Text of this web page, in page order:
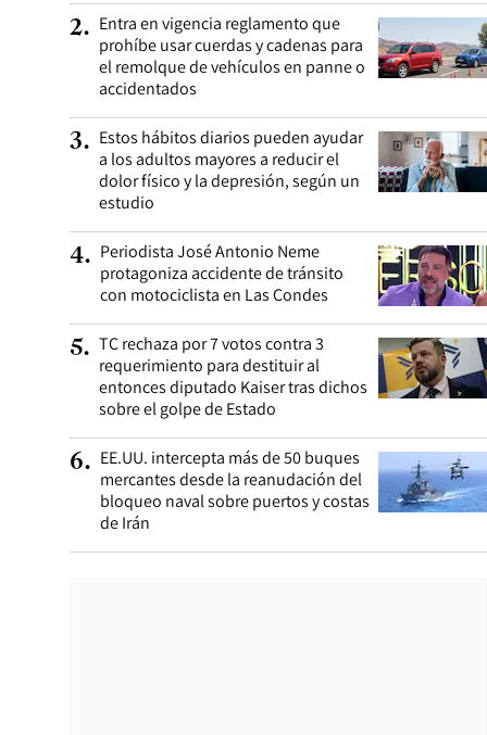
2. Entra en vigencia reglamento que
prohíbe usar cuerdas y cadenas para
el remolque de vehículos en panne o
accidentados
3. Estos hábitos diarios pueden ayudar
a los adultos mayores a reducir el
dolor físico y la depresión, según un
estudio
4. Periodista José Antonio Neme
protagoniza accidente de tránsito
con motociclista en Las Condes
5. TC rechaza por 7 votos contra 3
requerimiento para destituir al
entonces diputado Kaiser tras dichos
sobre el golpe de Estado
6. EE.UU. intercepta más de 50 buques
mercantes desde la reanudación del
bloqueo naval sobre puertos y costas
de Irán